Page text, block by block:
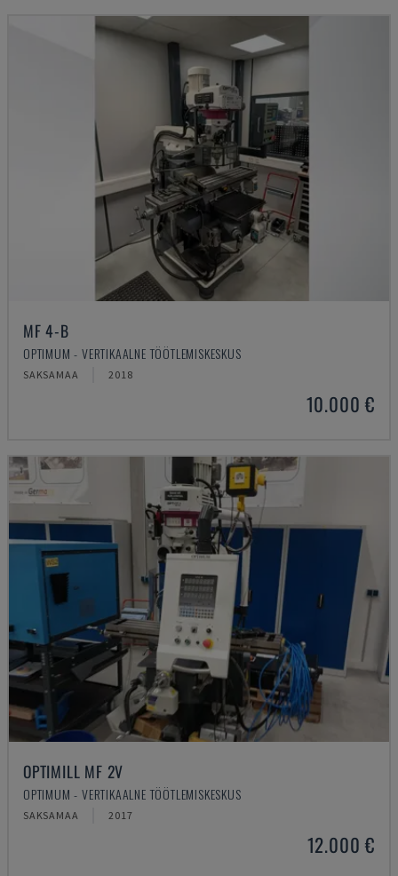
MF 4-B
OPTIMUM - VERTIKAALNE TÖÖTLEMISKESKUS
SAKSAMAA 2018
10.000 €
OPTIMILL MF 2V
OPTIMUM - VERTIKAALNE TÖÖTLEMISKESKUS
SAKSAMAA 2017
12.000 €